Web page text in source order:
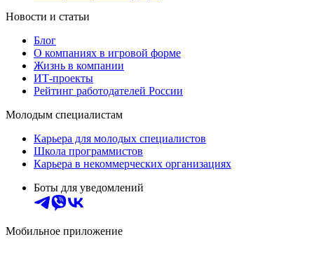
Новости и статьи
Блог
О компаниях в игровой форме
Жизнь в компании
ИТ-проекты
Рейтинг работодателей России
Молодым специалистам
Карьера для молодых специалистов
Школа программистов
Карьера в некоммерческих организациях
Боты для уведомлений
Мобильное приложение